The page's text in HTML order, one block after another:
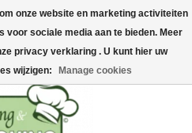
onze website en marketing activiteiten
sociale media aan te bieden. Meer
privacy verklaring . U kunt hier uw
wijzigen:
Manage cookies